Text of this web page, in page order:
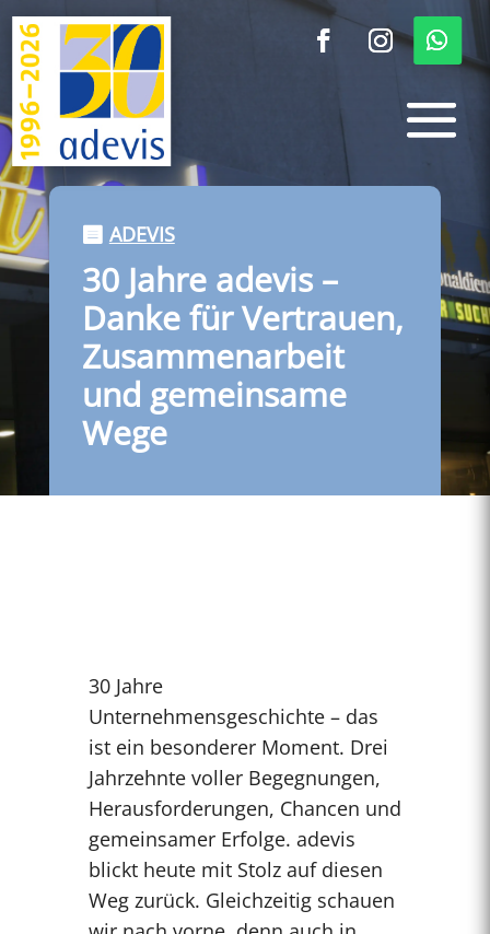
ADEVIS
30 Jahre adevis –
Danke für Vertrauen,
Zusammenarbeit
und gemeinsame
Wege
30 Jahre
Unternehmensgeschichte – das
ist ein besonderer Moment. Drei
Jahrzehnte voller Begegnungen,
Herausforderungen, Chancen und
gemeinsamer Erfolge. adevis
blickt heute mit Stolz auf diesen
Weg zurück. Gleichzeitig schauen